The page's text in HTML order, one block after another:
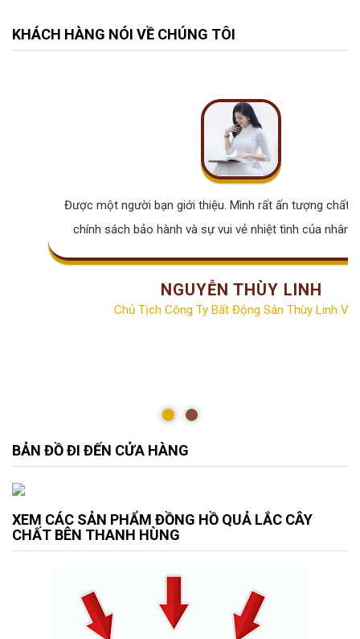
KHÁCH HÀNG NÓI VỀ CHÚNG TÔI
Được một người bạn giới thiệu. Mình rất ấn tượng chất
chính sách bảo hành và sự vui vẻ nhiệt tình của nhân
NGUYỄN THÙY LINH
Chủ Tịch Công Ty Bất Động Sản Thùy Linh
BẢN ĐỒ ĐI ĐẾN CỬA HÀNG
XEM CÁC SẢN PHẨM ĐỒNG HỒ QUẢ LẮC CÂY
CHẤT BÊN THANH HÙNG